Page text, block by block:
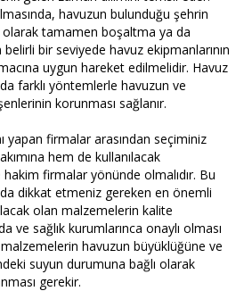
havuzun bulunduğu şehrin
olarak tamamen boşaltma ya da
bir seviyede havuz ekipmanlarının
uygun hareket edilmelidir. Havuz
farklı yöntemlerle havuzun ve
korunması sağlanır.
yapan firmalar arasından seçiminiz
hem de kullanılacak
firmalar yönünde olmalıdır. Bu
dikkat etmeniz gereken en önemli
olan malzemelerin kalite
ve sağlık kurumlarınca onaylı olması
malzemelerin havuzun büyüklüğüne ve
suyun durumuna bağlı olarak
gerekir.